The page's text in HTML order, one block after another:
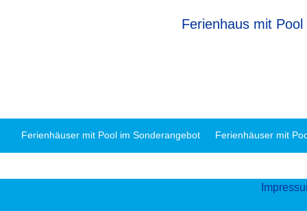
Ferienhaus mit Pool
Ferienhäuser mit
Ferienhäuser mit Pool im Sonderangebot